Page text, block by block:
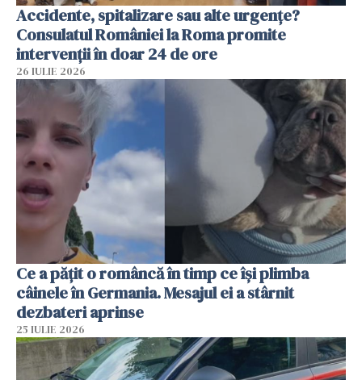
Accidente, spitalizare sau alte urgențe?
Consulatul României la Roma promite
intervenții în doar 24 de ore
26 IULIE 2026
Ce a pățit o româncă în timp ce își plimba
câinele în Germania. Mesajul ei a stârnit
dezbateri aprinse
25 IULIE 2026